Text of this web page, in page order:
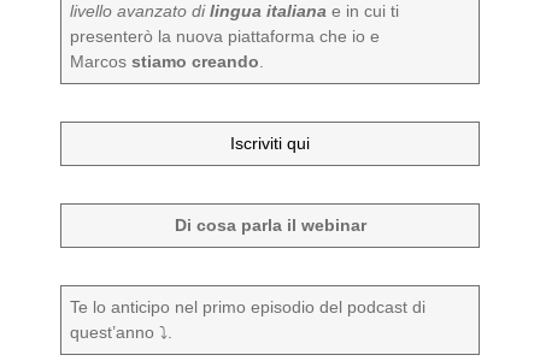
livello avanzato dilingua italianae in cui ti
presenterò la nuova piattaforma che io e
Marcosstiamo creando
Iscriviti qui
Di cosa parla il webinar
Te lo anticipo nel primo episodio del podcast di
quest’anno ⤵️.